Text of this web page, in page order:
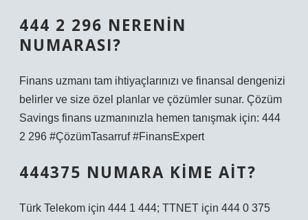
444 2 296 NERENIN
NUMARASI?
Finans uzmanı tam ihtiyaçlarınızı ve finansal dengenizi
belirler ve size özel planlar ve çözümler sunar. Çözüm
Savings finans uzmanınızla hemen tanışmak için: 444
2 296 #ÇözümTasarruf #FinansExpert
444375 NUMARA KIME AIT?
Türk Telekom için 444 1 444; TTNET için 444 0 375